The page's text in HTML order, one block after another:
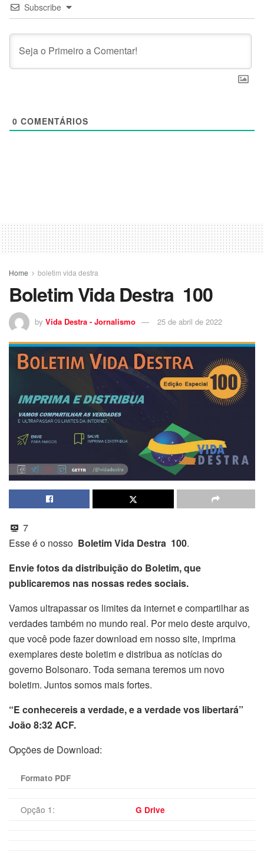
Subscribe
0 COMENTÁRIOS
Home boletim vida destra
Boletim Vida Destra 100
by Vida Destra - Jornalismo 25 de abril de 2022
7
Esse é o nosso Boletim Vida Destra 100.
Envie fotos da distribuição do Boletim, que
publicaremos nas nossas redes sociais.
Vamos ultrapassar os limites da internet e compartilhar as
verdades também no mundo real. Por meio deste arquivo,
que você pode fazer download em nosso site, imprima
exemplares deste boletim e distribua as notícias do
governo Bolsonaro. Toda semana teremos um novo
boletim. Juntos somos mais fortes.
“E conhecereis a verdade, e a verdade vos libertará”
João 8:32 ACF.
Opções de Download:
Formato PDF
Opção 1: G Drive